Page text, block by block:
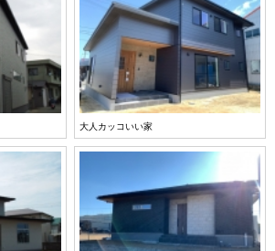
大人カッコいい家